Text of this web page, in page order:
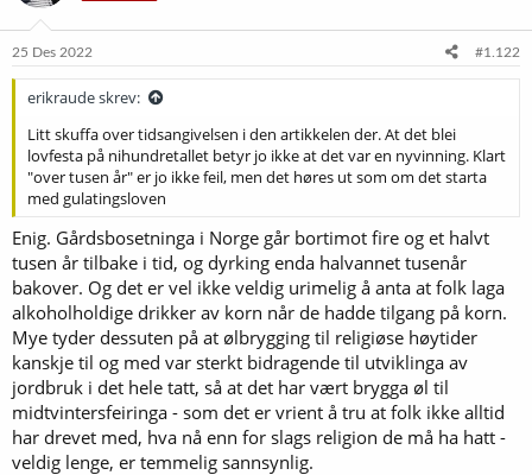
o
e
25 Des 2022 #1.122
erikraude skrev:
Litt skuffa over tidsangivelsen i den artikkelen der. At det blei
lovfesta på nihundretallet betyr jo ikke at det var en nyvinning. Klart
"over tusen år" er jo ikke feil, men det høres ut som om det starta
med gulatingsloven
Enig. Gårdsbosetninga i Norge går bortimot fire og et halvt
tusen år tilbake i tid, og dyrking enda halvannet tusenår
bakover. Og det er vel ikke veldig urimelig å anta at folk laga
alkoholholdige drikker av korn når de hadde tilgang på korn.
Mye tyder dessuten på at ølbrygging til religiøse høytider
kanskje til og med var sterkt bidragende til utviklinga av
jordbruk i det hele tatt, så at det har vært brygga øl til
midtvintersfeiringa - som det er vrient å tru at folk ikke alltid
har drevet med, hva nå enn for slags religion de må ha hatt -
veldig lenge, er temmelig sannsynlig.